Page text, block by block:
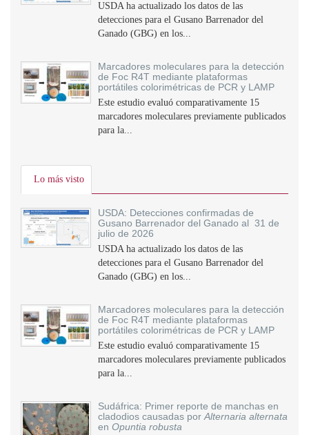
USDA ha actualizado los datos de las
detecciones para el Gusano Barrenador del
Ganado (GBG) en los...
Marcadores moleculares para la detección
de Foc R4T mediante plataformas
portátiles colorimétricas de PCR y LAMP
Este estudio evaluó comparativamente 15
marcadores moleculares previamente publicados
para la...
Lo más visto
USDA: Detecciones confirmadas de
Gusano Barrenador del Ganado al 31 de
julio de 2026
USDA ha actualizado los datos de las
detecciones para el Gusano Barrenador del
Ganado (GBG) en los...
Marcadores moleculares para la detección
de Foc R4T mediante plataformas
portátiles colorimétricas de PCR y LAMP
Este estudio evaluó comparativamente 15
marcadores moleculares previamente publicados
para la...
Sudáfrica: Primer reporte de manchas en
cladodios causadas por Alternaria alternata
en Opuntia robusta